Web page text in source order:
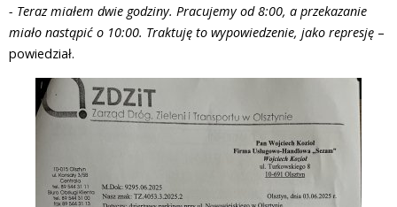
- Teraz miałem dwie godziny. Pracujemy od 8:00, a przekazanie
miało nastąpić o 10:00. Traktuję to wypowiedzenie, jako represję –
powiedział.